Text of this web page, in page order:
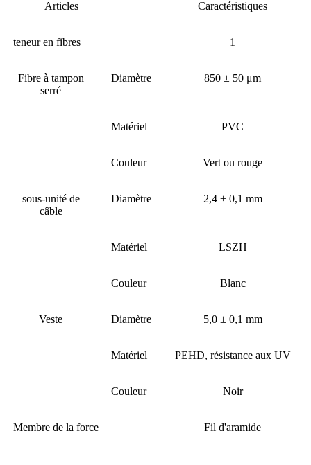
Articles Caractéristiques
teneur en fibres 1
Fibre à tampon
serré
Diamètre 850 ± 50 μm
Matériel PVC
Couleur Vert ou rouge
sous-unité de
câble
Diamètre 2,4 ± 0,1 mm
Matériel LSZH
Couleur Blanc
Veste Diamètre 5,0 ± 0,1 mm
Matériel PEHD, résistance aux UV
Couleur Noir
Membre de la force Fil d'aramide